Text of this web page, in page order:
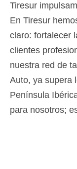
Tiresur
En Tiresur
claro: fortalecer
clientes
nuestra red de
Auto, ya supera
Península
para nosotros;